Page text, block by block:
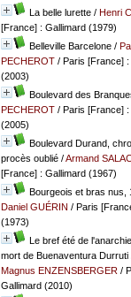
La belle lurette/ Henri
[France] : Gallimard (1979)
Belleville Barcelone/
PECHEROT/ Paris [France] :
(2003)
Boulevard des
PECHEROT/ Paris [France] :
(2005)
Boulevard Durand,
procès oublié/Armand
[France] : Gallimard (1967)
Bourgeois et bras nus,
Daniel GUÉRIN / Paris
(1973)
Le bref été de
mort de Buenaventura Durruti
Magnus ENZENSBERGER/
Gallimard (2010)